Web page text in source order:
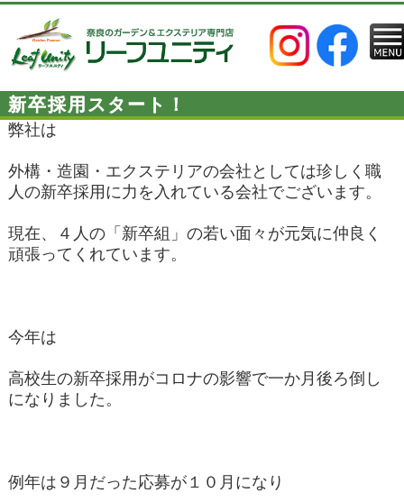
新卒採用スタート！
弊社は
外構・造園・エクステリアの会社としては珍しく職
人の新卒採用に力を入れている会社でございます。
現在、４人の「新卒組」の若い面々が元気に仲良く
頑張ってくれています。
今年は
高校生の新卒採用がコロナの影響で一か月後ろ倒し
になりました。
例年は９月だった応募が１０月になり